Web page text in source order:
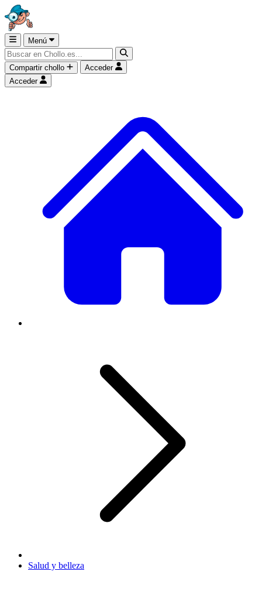
Menú
Compartir chollo
Acceder
Acceder
Salud y belleza